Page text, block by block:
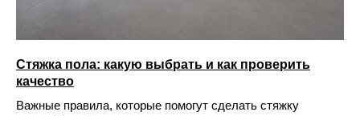
Стяжка пола: какую выбрать и как проверить
качество
Важные правила, которые помогут сделать стяжку